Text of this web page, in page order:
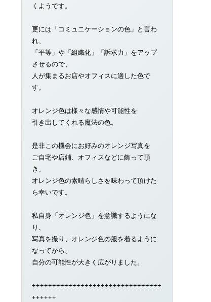
くようです。
更には「コミュニケーションの色」と言わ
れ、
「平等」や「組織化」「訴求力」をアップ
させるので、
人が集まるお店やオフィスに適した色で
す。
オレンジ色は様々な感情や可能性を
引き出してくれる魔法の色。
是非この機会にお好みのオレンジ写真を
ご自宅や店鋪、オフィスなどに飾って頂
き、
オレンジ色の素晴らしさを味わって頂けた
ら幸いです。
私自身「オレンジ色」を意識するようにな
り、
写真を撮り、オレンジ色の服を着るように
なってから、
自分の可能性が大きく広がりました。
++++++++++++++++++++++++++++++++
++++++